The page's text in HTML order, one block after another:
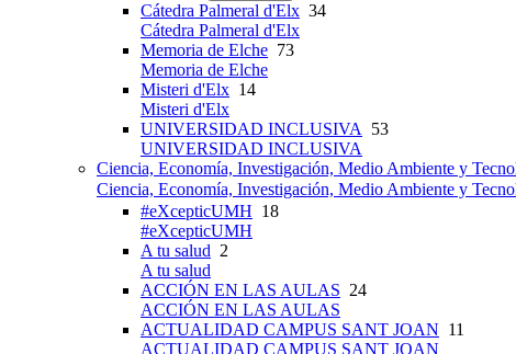
Cátedra Palmeral d'Elx 34
Cátedra Palmeral d'Elx
Memoria de Elche 73
Memoria de Elche
Misteri d'Elx 14
Misteri d'Elx
UNIVERSIDAD INCLUSIVA
53
UNIVERSIDAD INCLUSIVA
Ciencia, Economía, Investigación, Medio Ambiente y
Ciencia, Economía, Investigación, Medio Ambiente y
#eXcepticUMH 18
#eXcepticUMH
A tu salud 2
A tu salud
ACCIÓN EN LAS AULAS 24
ACCIÓN EN LAS AULAS
ACTUALIDAD CAMPUS SANT JOAN 11
ACTUALIDAD CAMPUS SANT JOAN